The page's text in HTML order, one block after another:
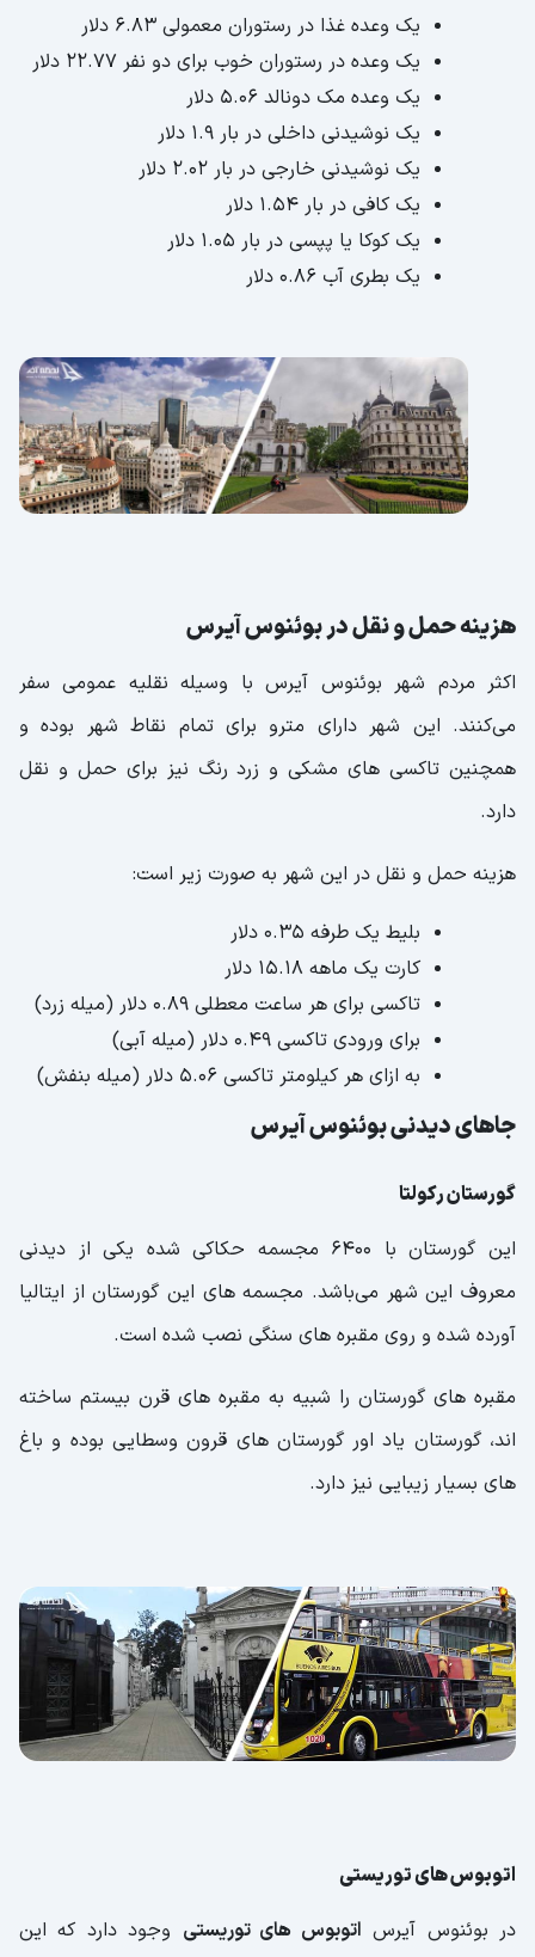
یک وعده غذا در رستوران معمولی ۶.۸۳ دلار
یک وعده در رستوران خوب برای دو نفر ۲۲.۷۷ دلار
یک وعده مک دونالد ۵.۰۶ دلار
یک نوشیدنی داخلی در بار ۱.۹ دلار
یک نوشیدنی خارجی در بار ۲.۰۲ دلار
یک کافی در بار ۱.۵۴ دلار
یک کوکا یا پپسی در بار ۱.۰۵ دلار
یک بطری آب ۰.۸۶ دلار
هزینه حمل و نقل در بوئنوس آیرس
اکثر مردم شهر بوئنوس آیرس با وسیله نقلیه عمومی سفر
می‌کنند. این شهر دارای مترو برای تمام نقاط شهر بوده و
همچنین تاکسی های مشکی و زرد رنگ نیز برای حمل و نقل
دارد.
هزینه حمل و نقل در این شهر به صورت زیر است:
بلیط یک طرفه ۰.۳۵ دلار
کارت یک ماهه ۱۵.۱۸ دلار
تاکسی برای هر ساعت معطلی ۰.۸۹ دلار (میله زرد)
برای ورودی تاکسی ۰.۴۹ دلار (میله آبی)
به ازای هر کیلومتر تاکسی ۵.۰۶ دلار (میله بنفش)
جاهای دیدنی بوئنوس آیرس
گورستان رکولتا
این گورستان با ۶۴۰۰ مجسمه حکاکی شده یکی از دیدنی
معروف این شهر می‌باشد. مجسمه های این گورستان از ایتالیا
آورده شده و روی مقبره های سنگی نصب شده است.
مقبره های گورستان را شبیه به مقبره های قرن بیستم ساخته
اند، گورستان یاد اور گورستان های قرون وسطایی بوده و باغ
های بسیار زیبایی نیز دارد.
اتوبوس های توریستی
در بوئنوس آیرس اتوبوس های توریستی وجود دارد که این